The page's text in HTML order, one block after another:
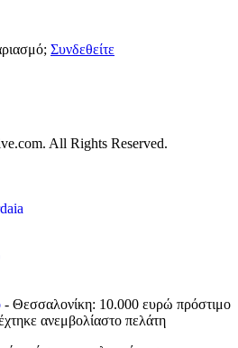
Συνδεθείτε
All Rights Reserved.
- Θεσσαλονίκη: 10.000 ευρώ πρόστιμο
ανεμβολίαστο πελάτη